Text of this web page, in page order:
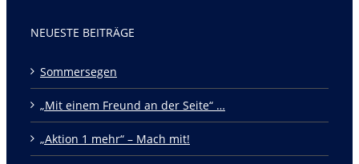
NEUESTE BEITRÄGE
Sommersegen
„Mit einem Freund an der Seite“ …
„Aktion 1 mehr“ – Mach mit!